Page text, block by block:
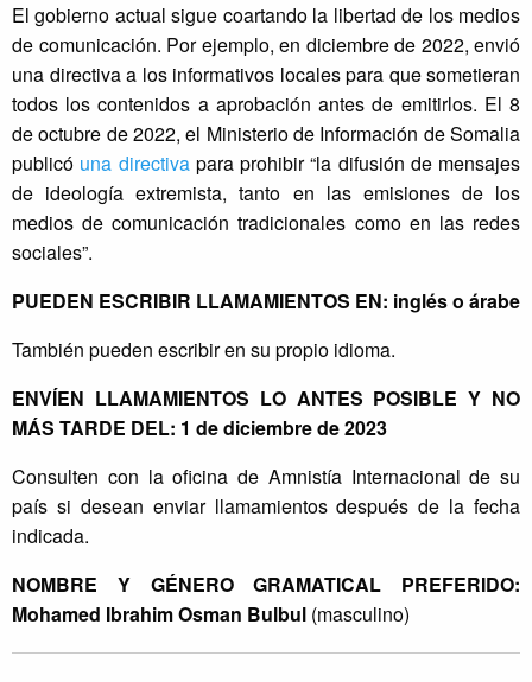
El gobierno actual sigue coartando la libertad de los medios
de comunicación. Por ejemplo, en diciembre de 2022, envió
una directiva a los informativos locales para que sometieran
todos los contenidos a aprobación antes de emitirlos. El 8
de octubre de 2022, el Ministerio de Información de Somalia
publicó una directivapara prohibir “la difusión de mensajes
de ideología extremista, tanto en las emisiones de los
medios de comunicación tradicionales como en las redes
sociales”.
PUEDEN ESCRIBIR LLAMAMIENTOS EN: inglés o árabe
También pueden escribir en su propio idioma.
ENVÍEN LLAMAMIENTOS LO ANTES POSIBLE Y NO
MÁS TARDE DEL: 1 de diciembre de 2023
Consulten con la oficina de Amnistía Internacional de su
país si desean enviar llamamientos después de la fecha
indicada.
NOMBRE Y GÉNERO GRAMATICAL PREFERIDO:
Mohamed Ibrahim Osman Bulbul (masculino)